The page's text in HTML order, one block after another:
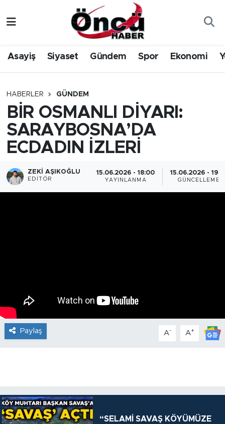
Asayiş Siyaset Gündem Spor Ekonomi
HABERLER GÜNDEM
BİR OSMANLI DİYARI:
SARAYBOSNA’DA
ECDADIN İZLERİ
ZEKI AŞIKOĞLU
EDITÖR
15.06.2026 - 18:00
YAYINLANMA
15.06.2026 -
GÜNCELLEME
Paylaş A- A+
“SELAMİ SAVAŞ KÖYÜMÜZE
Gündem
Sağlık & Çevre
Spor
Siyaset
Yerel Haber
Öncü Radyo Dinle
Düzce Nöbetçi Eczaneler
Düzce Hava Durumu
Düzce Namaz Vakitleri
Düzce Trafik Yoğunluk Haritası
Süper Lig Puan Durumu ve Fikstür
Tüm Manşetler
Son Dakika Haberleri